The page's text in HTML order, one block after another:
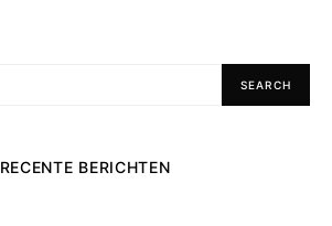
SEARCH
RECENTE BERICHTEN